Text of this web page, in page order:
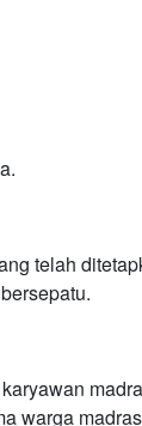
telah
warga